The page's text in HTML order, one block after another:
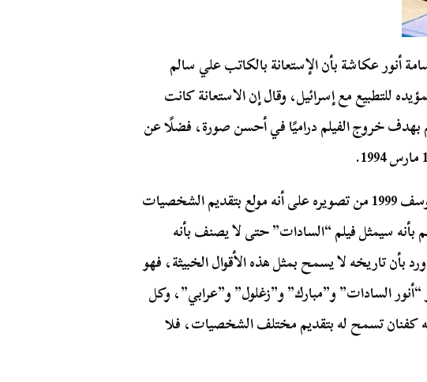
أنور عكاشة بأن الإستعانة بالكاتب علي سالم
للتطبيع مع إسرائيل، وقال إن الاستعانة كانت
بهدف خروج الفيلم دراميًا في أحسن صورة، فضلًا عن
كما استغرب في حواره مع جريدة روز اليوسف 1999 من تصويره على أنه مولع بتقديم الشخصيات
بأنه سيمثل فيلم “السادات” حتى لا يصنف بأنه
تاريخه لا يسمح بمثل هذه الأقوال الخبيثة، فهو
السادات” و”مبارك” و”زغلول” و”عرابي”، وكل
كفنان تسمح له بتقديم مختلف الشخصيات، فلا